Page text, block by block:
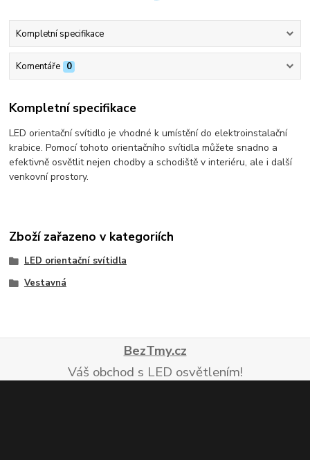
Kompletní specifikace
Komentáře 0
Kompletní specifikace
LED orientační svítidlo je vhodné k umístění do elektroinstalační
krabice. Pomocí tohoto orientačního svítidla můžete snadno a
efektivně osvětlit nejen chodby a schodiště v interiéru, ale i další
venkovní prostory.
Zboží zařazeno v kategoriích
LED orientační svítidla
Vestavná
BezTmy.cz
Váš obchod s LED osvětlením!